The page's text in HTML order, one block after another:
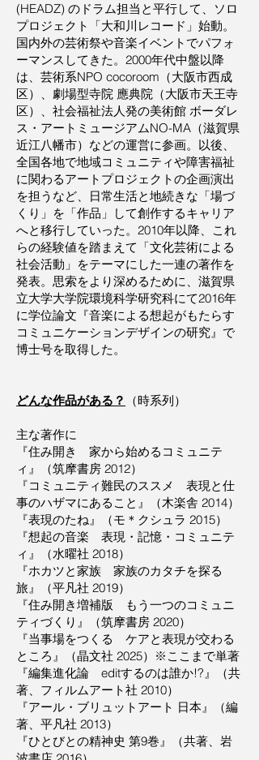
(HEADZ) のドラム担当と平行して、ソロ
プロジェクト「大和川レコード」始動。
国内外の芸術祭や音楽イベントでパフォ
ーマンスしてきた。2000年代中盤以降
は、芸術系NPO cocoroom（大阪市西成
区）、劇場型寺院 應典院（大阪市天王寺
区）、社会福祉法人発の美術館 ボーダレ
ス・アートミュージアムNO-MA（滋賀県
近江八幡市）などの運営に参画。以後、
全国各地で地域コミュニティや障害福祉
に関わるアートプロジェクトの企画演出
を担うなど、日常生活と地続きな「場づ
くり」を「作品」して創作するキャリア
へと移行していった。2010年以降、これ
らの経験値を踏まえて「文化芸術による
社会活動」をテーマにした一連の著作を
発表。思索をより深めるために、滋賀県
立大学大学院環境科学研究科にて2016年
に学位論文『音楽による想起がもたらす
コミュニケーションデザインの研究』で
博士号を取得した。
どんな作品がある？ （時系列）
主な著作に
『住み開き 家から始めるコミュニテ
ィ』（筑摩書房 2012）
『コミュニティ難民のススメ 表現と仕
事のハザマにあること』（木楽舎 2014）
『表現のたね』（モ＊クシュラ 2015）
『想起の音楽 表現・記憶・コミュニテ
ィ』（水曜社 2018）
『ホカツと家族 家族のカタチを探る
旅』（平凡社 2019）
『住み開き増補版 もう一つのコミュニ
ティづくり』（筑摩書房 2020）
『当事場をつくる ケアと表現が交わる
ところ』（晶文社 2025）※ここまで単著
『編集進化論 editするのは誰か!?』（共
著、フィルムアート社 2010）
『アール・ブリュットアート 日本』（編
著、平凡社 2013）
『ひとびとの精神史 第9巻』（共著、岩